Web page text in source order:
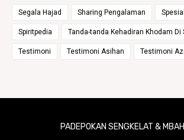
Segala Hajad Sharing Pengalaman
Spiritpedia Tanda-tanda Kehadiran Khodam Di
Testimoni Testimoni Asihan Testimoni
PADEPOKAN SENGKELAT &